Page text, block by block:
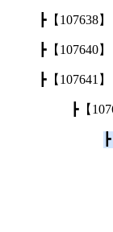
┣【107638】
┣【107640】
┣【107641】
┣【